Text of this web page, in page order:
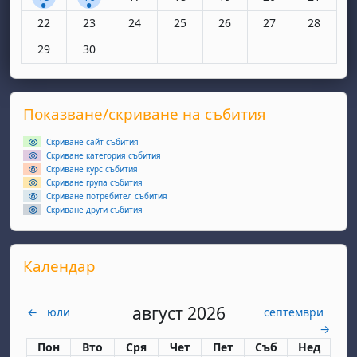
Няма събития, понеделник, 22 юни
22 Няма събития, вторник, 23 юни
23 Няма събития, сряда, 24 юни
24 Няма събития, четвъртък, 25 юни
25 Няма събития, петък, 26
26 Няма събития,
27 Няма
28
Няма събития, понеделник, 29 юни
29 Няма събития, вторник, 30 юни
30
Supplementary blocks
Прескочи Показване/скриване на събития
Показване/скриване на събития
Скриване сайт събития
Скриване категория събития
Скриване курс събития
Скриване група събития
Скриване потребител събития
Скриване други събития
Прескочи Календар
Календар
← юли август 2026
септември
→
Понеделник
Пон вторник
Вто сряда
Сря четвъртък
Чет петък
Пет събота
Съб неделя
Нед